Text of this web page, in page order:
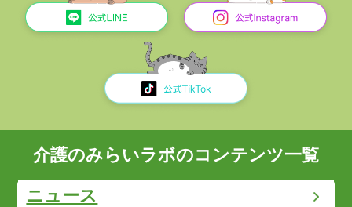
介護のみらいラボのコンテンツ一覧
ニュース